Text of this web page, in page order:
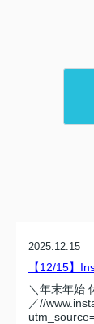
2025.12.15
【12/15】
＼年末年始
／//